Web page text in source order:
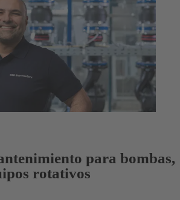
para bombas,
rotativos